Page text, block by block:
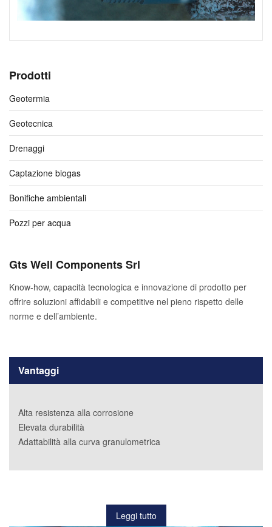
Prodotti
Geotermia
Geotecnica
Drenaggi
Captazione biogas
Bonifiche ambientali
Pozzi per acqua
Gts Well Components Srl
Know-how, capacità tecnologica e innovazione di prodotto per
offrire soluzioni affidabili e competitive nel pieno rispetto delle
norme e dell’ambiente.
Vantaggi
Alta resistenza alla corrosione
Elevata durabilità
Adattabilità alla curva granulometrica
Leggi tutto